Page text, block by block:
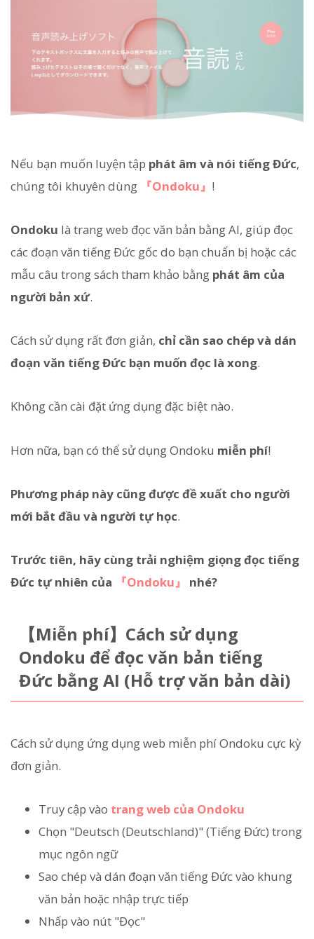
Nếu bạn muốn luyện tập phát âm và nói tiếng Đức,
chúng tôi khuyên dùng
『Ondoku』 !
Ondoku là trang web đọc văn bản bằng AI, giúp đọc
các đoạn văn tiếng Đức gốc do bạn chuẩn bị hoặc các
mẫu câu trong sách tham khảo bằng phát âm của
người bản xứ.
Cách sử dụng rất đơn giản, chỉ cần sao chép và dán
đoạn văn tiếng Đức bạn muốn đọc là xong.
Không cần cài đặt ứng dụng đặc biệt nào.
Hơn nữa, bạn có thể sử dụng Ondoku miễn phí!
Phương pháp này cũng được đề xuất cho người
mới bắt đầu và người tự học.
Trước tiên, hãy cùng trải nghiệm giọng đọc tiếng
Đức tự nhiên của
『Ondoku』 nhé?
【Miễn phí】Cách sử dụng
Ondoku để đọc văn bản tiếng
Đức bằng AI (Hỗ trợ văn bản dài)
Cách sử dụng ứng dụng web miễn phí Ondoku cực kỳ
đơn giản.
Truy cập vào trang web của Ondoku
Chọn "Deutsch (Deutschland)" (Tiếng Đức) trong
mục ngôn ngữ
Sao chép và dán đoạn văn tiếng Đức vào khung
văn bản hoặc nhập trực tiếp
Nhấp vào nút "Đọc"